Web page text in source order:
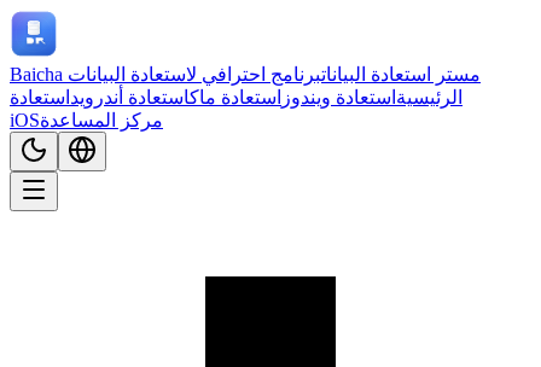
Baicha مستر استعادة البياناتبرنامج احترافي لاستعادة البيانات
الرئيسية استعادة ويندوز استعادة ماكاستعادة أندرويد استعادة
iOSمركز المساعدة